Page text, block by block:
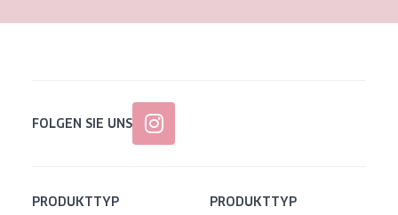
FOLGEN SIE UNS
PRODUKTTYP PRODUKTTYP